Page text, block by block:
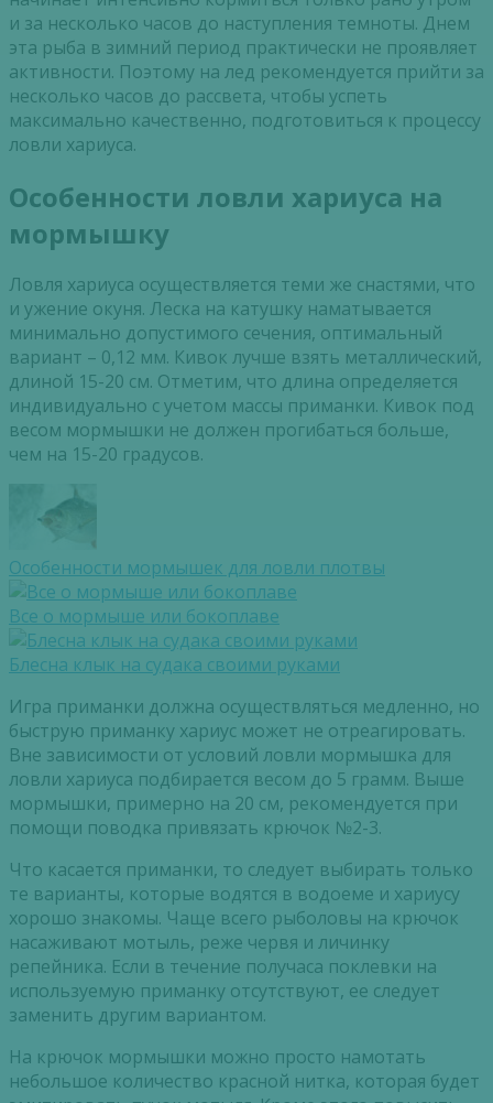
и за несколько часов до наступления темноты. Днем
эта рыба в зимний период практически не проявляет
активности. Поэтому на лед рекомендуется прийти за
несколько часов до рассвета, чтобы успеть
максимально качественно, подготовиться к процессу
ловли хариуса.
Особенности ловли хариуса на
мормышку
Ловля хариуса осуществляется теми же снастями, что
и ужение окуня. Леска на катушку наматывается
минимально допустимого сечения, оптимальный
вариант – 0,12 мм. Кивок лучше взять металлический,
длиной 15-20 см. Отметим, что длина определяется
индивидуально с учетом массы приманки. Кивок под
весом мормышки не должен прогибаться больше,
чем на 15-20 градусов.
Особенности мормышек для ловли плотвы
Все о мормыше или бокоплаве
Блесна клык на судака своими руками
Игра приманки должна осуществляться медленно, но
быструю приманку хариус может не отреагировать.
Вне зависимости от условий ловли мормышка для
ловли хариуса подбирается весом до 5 грамм. Выше
мормышки, примерно на 20 см, рекомендуется при
помощи поводка привязать крючок №2-3.
Что касается приманки, то следует выбирать только
те варианты, которые водятся в водоеме и хариусу
хорошо знакомы. Чаще всего рыболовы на крючок
насаживают мотыль, реже червя и личинку
репейника. Если в течение получаса поклевки на
используемую приманку отсутствуют, ее следует
заменить другим вариантом.
На крючок мормышки можно просто намотать
небольшое количество красной нитка, которая будет